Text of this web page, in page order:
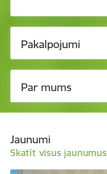
Pakalpojumi
Par mums
Jaunumi
Skatīt visus jaunumus